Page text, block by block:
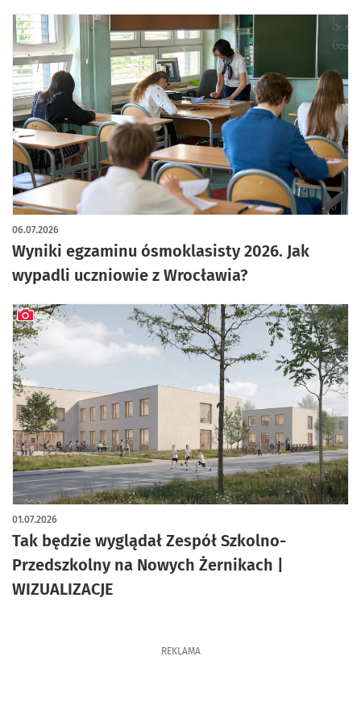
Wyniki egzaminu ósmoklasisty 2026. Jak
wypadli uczniowie z Wrocławia?
06.07.2026
Tak będzie wyglądał Zespół Szkolno-
Przedszkolny na Nowych Żernikach |
WIZUALIZACJE
01.07.2026
artykuł z galerią zdjęć
REKLAMA